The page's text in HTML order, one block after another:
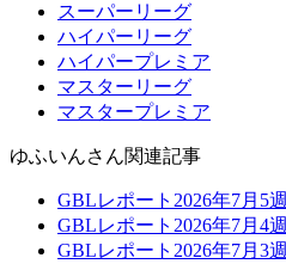
スーパーリーグ
ハイパーリーグ
ハイパープレミア
マスターリーグ
マスタープレミア
ゆふいんさん関連記事
GBLレポート2026年7月5週
GBLレポート2026年7月4週
GBLレポート2026年7月3週